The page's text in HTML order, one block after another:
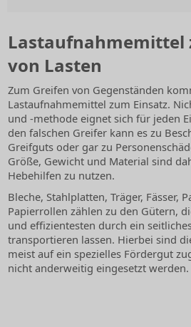
Lastaufnahmemittel
von Lasten
Zum Greifen von Gegenständen
Lastaufnahmemittel zum Einsatz.
und -methode eignet sich für jeden
den falschen Greifer kann es zu
Greifguts oder gar zu
Größe, Gewicht und Material sind
Hebehilfen zu nutzen.
Bleche, Stahlplatten, Träger, Fässer,
Papierrollen zählen zu den Gütern,
und effizientesten durch ein
transportieren lassen. Hierbei sind
meist auf ein spezielles Fördergut
nicht anderweitig eingesetzt werden.